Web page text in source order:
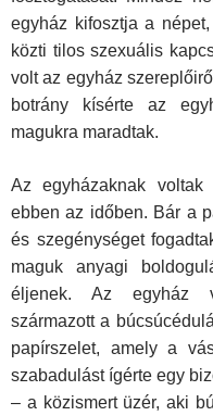
egyház kifosztja a
közti tilos szexuális
volt az egyház
botrány kísérte az
magukra maradtak.
Az egyházaknak voltak
ebben az időben. Bár a
és szegénységet
maguk anyagi
éljenek. Az egyház
származott a
papírszelet, amely a
szabadulást ígérte egy
– a közismert üzér, aki